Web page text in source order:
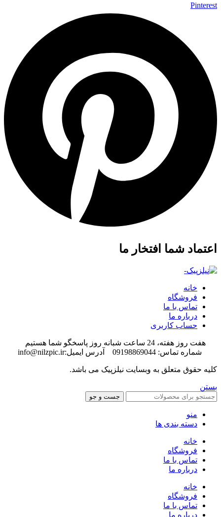
Pinterest
اعتماد شما افتخار ما
خانه
فروشگاه
تماس با ما
درباره ما
حساب کاربری
هفت روز هفته، 24 ساعت شبانه روز پاسخگو شما هستیم
شماره تماس: 09198869044 آدرس ایمیل:info@nilzpic.ir
کلیه حقوق متعلق به وبسایت نیلزپیک می باشد.
بستن
جست و جو
منو
دسته بندی ها
خانه
فروشگاه
تماس با ما
درباره ما
خانه
فروشگاه
تماس با ما
درباره ما